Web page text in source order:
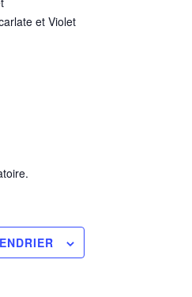
et Violet